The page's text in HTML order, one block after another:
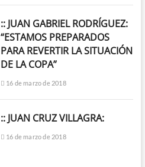
:: JUAN GABRIEL RODRÍGUEZ:
“ESTAMOS PREPARADOS
PARA REVERTIR LA SITUACIÓN
DE LA COPA”
16 de marzo de 2018
:: JUAN CRUZ VILLAGRA:
16 de marzo de 2018